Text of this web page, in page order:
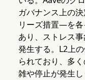
ガバナンス上の
リーズ措置—を
あり、ストレス
発生する。L2上
られており、多
雑や停止が発生し